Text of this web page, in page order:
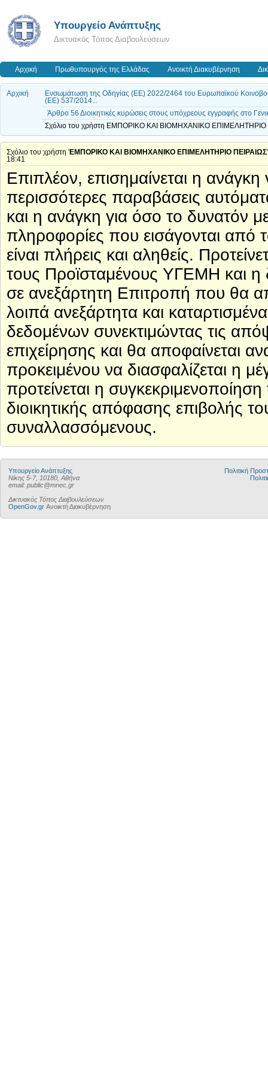
Υπουργείο Ανάπτυξης
Δικτυακός Τόπος Διαβουλεύσεων
Αρχική Πρωθυπουργός της Ελλάδας Ανοικτή Διακυβέρνηση
Αρχική
Ενσωμάτωση της Οδηγίας (ΕΕ) 2022/2464 του Ευρωπαϊκού
(ΕΕ) 537/2014...
Άρθρο 56 Διοικητικές κυρώσεις στους υπόχρεους εγγραφής στο
Σχόλιο του χρήστη ΕΜΠΟΡΙΚΟ ΚΑΙ ΒΙΟΜΗΧΑΝΙΚΟ ΕΠΙΜΕΛΗΤΗΡΙΟ
Σχόλιο του χρήστη 'ΕΜΠΟΡΙΚΟ ΚΑΙ ΒΙΟΜΗΧΑΝΙΚΟ ΕΠΙΜΕΛΗΤΗΡΙΟ ΠΕΙΡΑΙΩΣ
18:41
Επιπλέον, επισημαίνεται η
περισσότερες παραβάσεις
και η ανάγκη για όσο το δυνατόν
πληροφορίες που εισάγονται
είναι πλήρεις και αληθείς.
τους Προϊσταμένους ΥΓΕΜΗ και η
σε ανεξάρτητη Επιτροπή που θα
λοιπά ανεξάρτητα και
δεδομένων συνεκτιμώντας τις
επιχείρησης και θα αποφαίνεται
προκειμένου να διασφαλίζεται η
προτείνεται η
διοικητικής απόφασης επιβολής
συναλλασσόμενους.
Υπουργείο Ανάπτυξης
Νίκης 5-7, 10180, Αθήνα
email: public@mnec.gr
Δικτυακός Τόπος Διαβουλεύσεων
OpenGov.gr Ανοικτή Διακυβέρνηση
Πολιτική